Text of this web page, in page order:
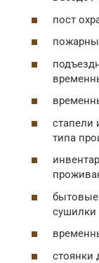
пост
стапели
типа
сушилки
стоянки